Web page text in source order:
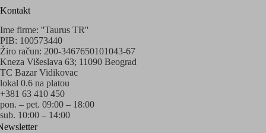
Kontakt
Ime firme: ''Taurus TR''
PIB: 100573440
Žiro račun: 200-3467650101043-67
Kneza Višeslava 63; 11090 Beograd
TC Bazar Vidikovac
lokal 0.6 na platou
+381 63 410 450
pon. – pet. 09:00 – 18:00
sub. 10:00 – 14:00